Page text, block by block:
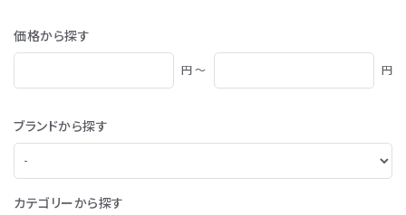
価格から探す
円 ～ 円
ブランドから探す
カテゴリーから探す